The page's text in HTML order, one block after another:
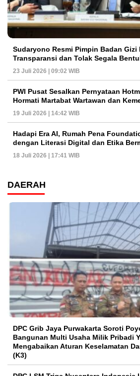
Sudaryono Resmi Pimpin Badan Gizi
Transparansi dan Tolak Segala
23 Juli 2026 | 09:02 WIB
PWI Pusat Sesalkan Pernyataan
Hormati Martabat Wartawan dan
19 Juli 2026 | 14:42 WIB
Hadapi Era AI, Rumah Pena
dengan Literasi Digital dan Etika
18 Juli 2026 | 17:41 WIB
DAERAH
DPC Grib Jaya Purwakarta Soroti
Bangunan Multi Usaha Milik Pribadi
Mengabaikan Aturan Keselamatan
(K3)